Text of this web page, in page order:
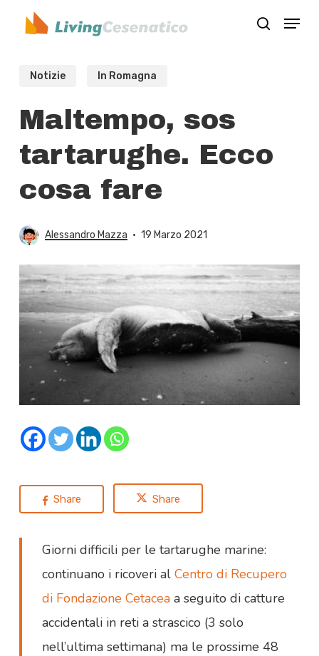
search
Menu
Notizie In Romagna
Maltempo, sos
tartarughe. Ecco
cosa fare
Alessandro Mazza 19 Marzo 2021
Share Share
Giorni difficili per le tartarughe marine:
continuano i ricoveri alCentro di Recupero
di Fondazione Cetacea a seguito di catture
accidentali in reti a strascico (3 solo
nell’ultima settimana) ma le prossime 48